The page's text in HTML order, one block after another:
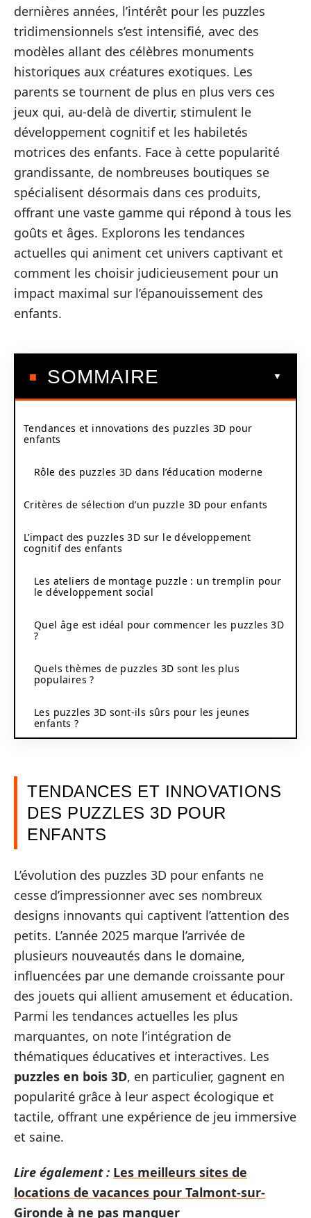
dernières années, l’intérêt pour les puzzles
tridimensionnels s’est intensifié, avec des
modèles allant des célèbres monuments
historiques aux créatures exotiques. Les
parents se tournent de plus en plus vers ces
jeux qui, au-delà de divertir, stimulent le
développement cognitif et les habiletés
motrices des enfants. Face à cette popularité
grandissante, de nombreuses boutiques se
spécialisent désormais dans ces produits,
offrant une vaste gamme qui répond à tous les
goûts et âges. Explorons les tendances
actuelles qui animent cet univers captivant et
comment les choisir judicieusement pour un
impact maximal sur l’épanouissement des
enfants.
SOMMAIRE
Tendances et innovations des puzzles 3D pour
enfants
Rôle des puzzles 3D dans l’éducation moderne
Critères de sélection d’un puzzle 3D pour enfants
L’impact des puzzles 3D sur le développement
cognitif des enfants
Les ateliers de montage puzzle : un tremplin pour
le développement social
Quel âge est idéal pour commencer les puzzles 3D
?
Quels thèmes de puzzles 3D sont les plus
populaires ?
Les puzzles 3D sont-ils sûrs pour les jeunes
enfants ?
TENDANCES ET INNOVATIONS
DES PUZZLES 3D POUR
ENFANTS
L’évolution des puzzles 3D pour enfants ne
cesse d’impressionner avec ses nombreux
designs innovants qui captivent l’attention des
petits. L’année 2025 marque l’arrivée de
plusieurs nouveautés dans le domaine,
influencées par une demande croissante pour
des jouets qui allient amusement et éducation.
Parmi les tendances actuelles les plus
marquantes, on note l’intégration de
thématiques éducatives et interactives. Les
puzzles en bois 3D, en particulier, gagnent en
popularité grâce à leur aspect écologique et
tactile, offrant une expérience de jeu immersive
et saine.
Lire également : Les meilleurs sites de
locations de vacances pour Talmont-sur-
Gironde à ne pas manquer